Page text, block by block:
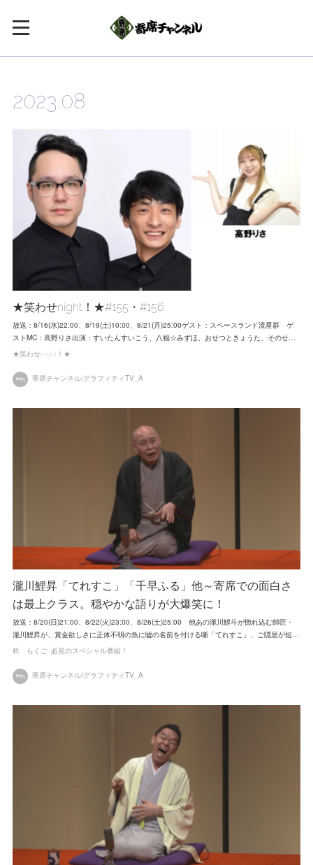
2023.08
★笑わせnight！★#155・#156
放送：8/16(水)22:00、8/19(土)10:00、8/21(月)25:00ゲスト：スペースランド流星群 ゲ
ストMC：高野りさ出演：すいたんすいこう、八福☆みずほ、おせつときょうた、そのせ…
★笑わせnight！★
寄席チャンネル/グラフィティTV_A
瀧川鯉昇「てれすこ」「千早ふる」他～寄席での面白さ
は最上クラス。穏やかな語りが大爆笑に！
放送：8/20(日)21:00、8/22(火)23:00、8/26(土)25:00 他あの瀧川鯉斗が惚れ込む師匠・
瀧川鯉昇が、賞金欲しさに正体不明の魚に嘘の名前を付ける噺「てれすこ」、ご隠居が短…
粋 らくご 必見のスペシャル番組！
寄席チャンネル/グラフィティTV_A